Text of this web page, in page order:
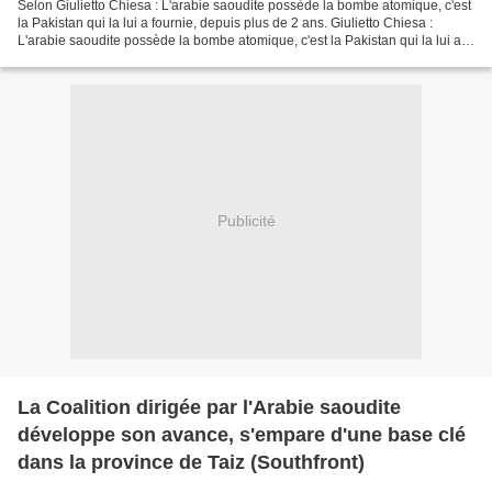
Selon Giulietto Chiesa : L'arabie saoudite possède la bombe atomique, c'est
la Pakistan qui la lui a fournie, depuis plus de 2 ans. Giulietto Chiesa :
L'arabie saoudite possède la bombe atomique, c'est la Pakistan qui la lui a
Publicité
La Coalition dirigée par l'Arabie saoudite
développe son avance, s'empare d'une base clé
dans la province de Taiz (Southfront)